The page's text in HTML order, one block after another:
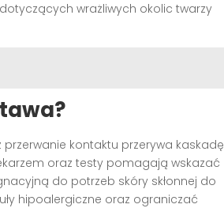
wrażliwych okolic twarzy
kontaktu przerywa kaskadę
oraz testy pomagają wskazać
do potrzeb skóry skłonnej do
hipoalergiczne oraz ograniczać